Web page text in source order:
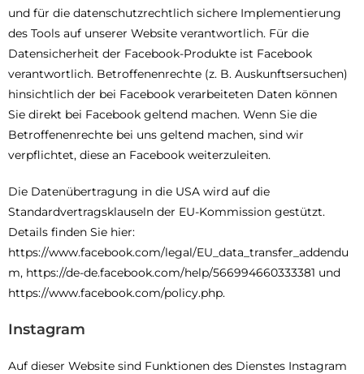
und für die datenschutzrechtlich sichere Implementierung
des Tools auf unserer Website verantwortlich. Für die
Datensicherheit der Facebook-Produkte ist Facebook
verantwortlich. Betroffenenrechte (z. B. Auskunftsersuchen)
hinsichtlich der bei Facebook verarbeiteten Daten können
Sie direkt bei Facebook geltend machen. Wenn Sie die
Betroffenenrechte bei uns geltend machen, sind wir
verpflichtet, diese an Facebook weiterzuleiten.
Die Datenübertragung in die USA wird auf die
Standardvertragsklauseln der EU-Kommission gestützt.
Details finden Sie hier:
https://www.facebook.com/legal/EU_data_transfer_addendu
m, https://de-de.facebook.com/help/566994660333381 und
https://www.facebook.com/policy.php.
Instagram
Auf dieser Website sind Funktionen des Dienstes Instagram